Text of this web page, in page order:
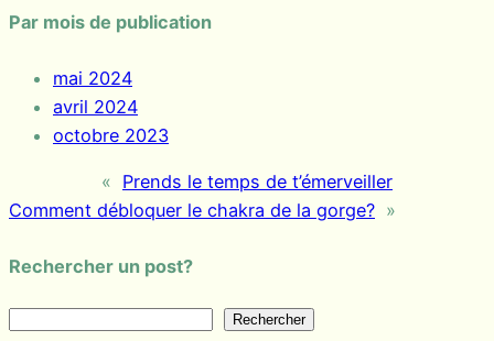
Par mois de publication
mai 2024
avril 2024
octobre 2023
« Prends le temps de t’émerveiller
Comment débloquer le chakra de la gorge? »
Rechercher un post?
Rechercher